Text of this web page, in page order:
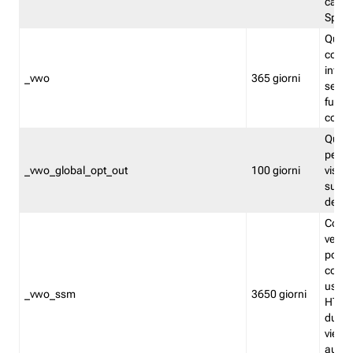
Split
_vwo 365 giorni
_vwo_global_opt_out 100 giorni
su
_vwo_ssm 3650 giorni
viene